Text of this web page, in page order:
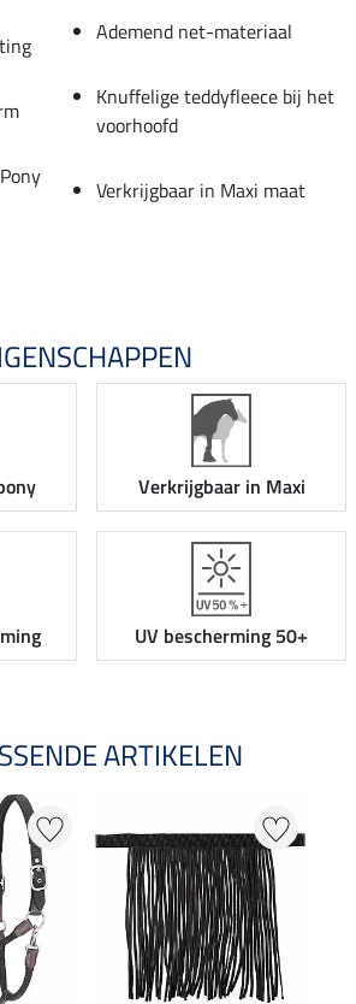
Ademend net-materiaal
Knuffelige teddyfleece bij het
voorhoofd
Verkrijgbaar in Maxi maat
Verkrijgbaar in Maxi
UV bescherming 50+
ARTIKELEN